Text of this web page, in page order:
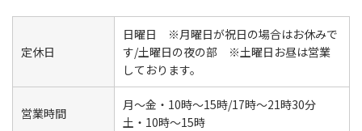
定休日
日曜日 ※月曜日が祝日の場合はお休みで
す/土曜日の夜の部 ※土曜日お昼は営業
しております。
営業時間
月〜金・10時～15時/17時～21時30分
土・10時～15時